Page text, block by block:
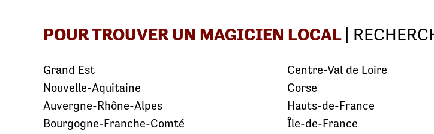
POUR TROUVER UN MAGICIEN LOCAL |
Grand Est
Nouvelle-Aquitaine
Auvergne-Rhône-Alpes
Bourgogne-Franche-Comté
Centre-Val de Loire
Corse
Hauts-de-France
Île-de-France